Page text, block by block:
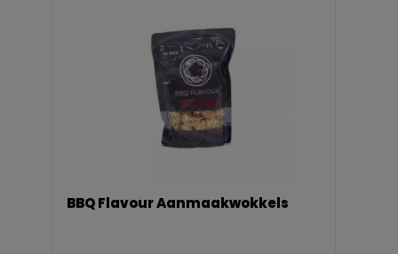
BBQ Flavour Aanmaakwokkels